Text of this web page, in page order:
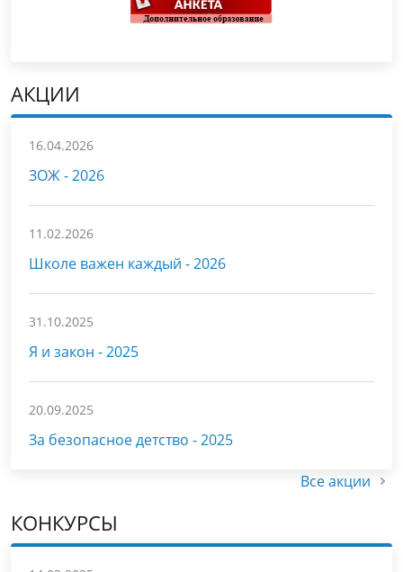
АКЦИИ
16.04.2026
ЗОЖ - 2026
11.02.2026
Школе важен каждый - 2026
31.10.2025
Я и закон - 2025
20.09.2025
За безопасное детство - 2025
Все акции
КОНКУРСЫ